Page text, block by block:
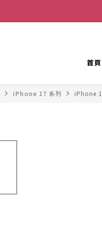
首頁
iPhone 17 系列 iPhone